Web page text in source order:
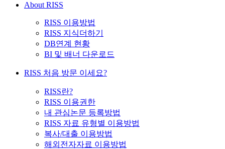
About RISS
RISS 이용방법
RISS 지식더하기
DB연계 현황
BI 및 배너 다운로드
RISS 처음 방문 이세요?
RISS란?
RISS 이용권한
내 관심논문 등록방법
RISS 자료 유형별 이용방법
복사/대출 이용방법
해외전자자료 이용방법